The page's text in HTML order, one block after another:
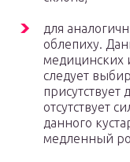
для
облепиху.
медицинских
следует
присутствует
отсутствует
данного
медленный